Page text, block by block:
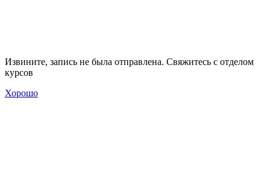
Извините, запись не была отправлена. Свяжитесь с отделом
курсов
Хорошо